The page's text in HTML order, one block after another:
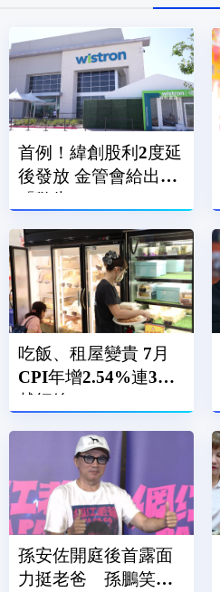
首例！緯創股利2度延
後發放 金管會給出
「警告」
吃飯、租屋變貴 7月
CPI年增2.54%連3月
越紅線
孫安佐開庭後首露面
力挺老爸 孫鵬笑